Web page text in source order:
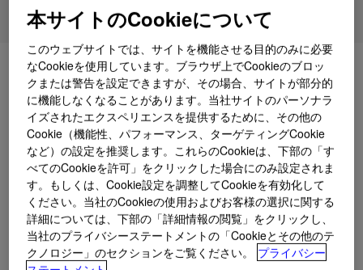
とはENGAGE™ 11547T POE?
High Performance Polyolefin Elastomers for TPO
(thermoplastic polyolefin) compounds, offering high flow
and superior impact modifier. TPO formulations
containing this material combine very good processing
behavior with an excellent stiffness/toughness balance
for automotive parts, such as bumper fascia.
本サイトのCookieについて
このウェブサイトでは、サイトを機能させる目的のみに必要
なCookieを使用しています。ブラウザ上でCookieのブロッ
クまたは警告を設定できますが、その場合、サイトが部分的
に機能しなくなることがあります。当社サイトのパーソナラ
イズされたエクスペリエンスを提供するために、その他の
Cookie（機能性、パフォーマンス、ターゲティングCookie
など）の設定を推奨します。これらのCookieは、下部の「す
べてのCookieを許可」をクリックした場合にのみ設定されま
す。もしくは、Cookie設定を調整してCookieを有効化して
ください。当社のCookieの使用およびお客様の選択に関する
詳細については、下部の「詳細情報の閲覧」をクリックし、
当社のプライバシーステートメントの「Cookieとその他のテ
クノロジー」のセクションをご覧ください。
プライバシー